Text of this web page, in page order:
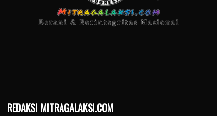
REDAKSI MITRAGALAKSI.COM